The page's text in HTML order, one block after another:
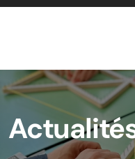
À propos
Histoire
Gouvernance